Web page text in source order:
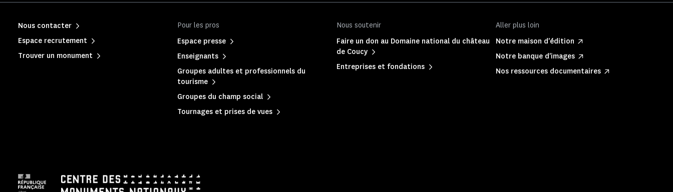
Pour les pros
Espace presse
Enseignants
Groupes adultes et professionnels du
tourisme
Groupes du champ social
Tournages et prises de vues
Nous soutenir
Faire un don au Domaine national du château
de Coucy
Entreprises et fondations
Aller plus loin
Notre maison d'édition
Notre banque d'images
Nos ressources documentaires
Nous contacter
Espace recrutement
Trouver un monument